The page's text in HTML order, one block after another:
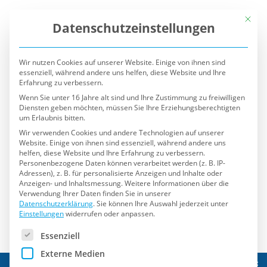
Mit
Datenschutzeinstellungen
Wir nutzen Cookies auf unserer Website. Einige von ihnen sind
essenziell, während andere uns helfen, diese Website und Ihre
Erfahrung zu verbessern.
Wenn Sie unter 16 Jahre alt sind und Ihre Zustimmung zu freiwilligen
Diensten geben möchten, müssen Sie Ihre Erziehungsberechtigten
um Erlaubnis bitten.
Wir verwenden Cookies und andere Technologien auf unserer
Website. Einige von ihnen sind essenziell, während andere uns
helfen, diese Website und Ihre Erfahrung zu verbessern.
Personenbezogene Daten können verarbeitet werden (z. B. IP-
Adressen), z. B. für personalisierte Anzeigen und Inhalte oder
Anzeigen- und Inhaltsmessung.Weitere Informationen über die
Verwendung Ihrer Daten finden Sie in unserer
Datenschutzerklärung.Sie können Ihre Auswahl jederzeit unter
Einstellungenwiderrufen oder anpassen.
Es folgt eine Liste der Service-Gruppen, für die eine
Essenziell
Externe Medien